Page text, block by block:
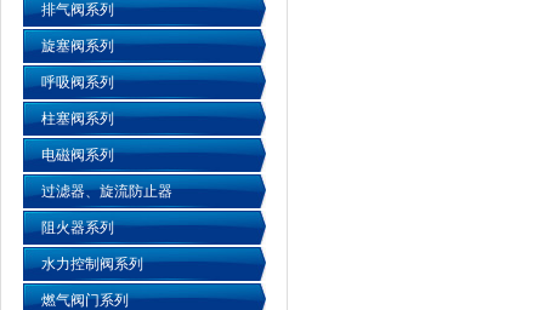
排气阀系列
旋塞阀系列
呼吸阀系列
柱塞阀系列
电磁阀系列
过滤器、旋流防止器
阻火器系列
水力控制阀系列
燃气阀门系列